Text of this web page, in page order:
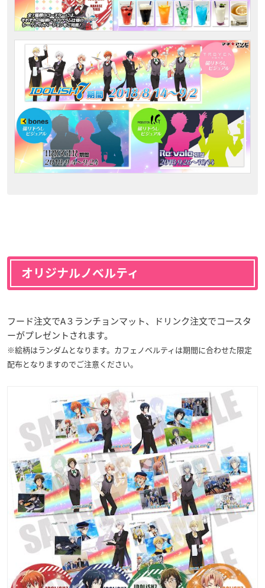
オリジナルノベルティ
フード注文でA３ランチョンマット、ドリンク注文でコースタ
ーがプレゼントされます。
※絵柄はランダムとなります。カフェノベルティは期間に合わせた限定
配布となりますのでご注意ください。